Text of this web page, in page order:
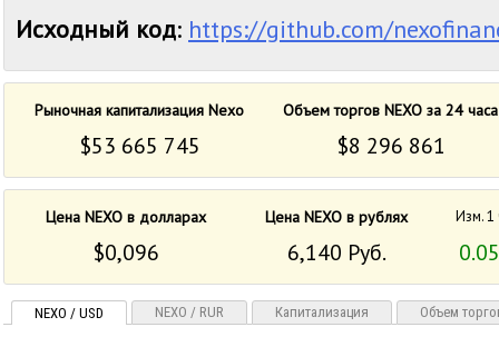
Исходный код: https://github.com/
Рыночная капитализация Nexo Объем торгов NEXO за 24 часа
$53 665 745 $8 296 861
Цена NEXO в долларах Цена NEXO в рублях Изм. 1
$0,096 6,140 Руб.
NEXO / USD NEXO / RUR Капитализация Объем